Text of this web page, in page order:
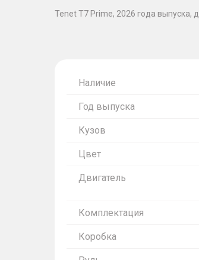
Tenet T7 Prime, 2026 года выпуска,
Наличие
Год выпуска
Кузов
Цвет
Двигатель
Комплектация
Коробка